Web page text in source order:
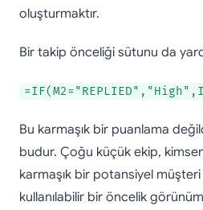
oluşturmaktır.
Bir takip önceliği sütunu da
Bu karmaşık bir puanlama
budur. Çoğu küçük ekip,
karmaşık bir potansiyel
kullanılabilir bir öncelik